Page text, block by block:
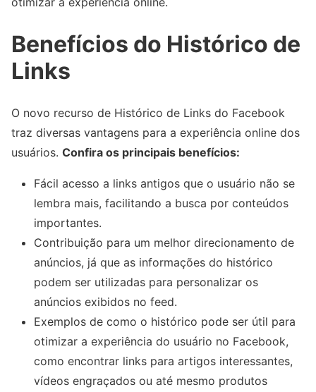
Benefícios do Histórico de
Links
O novo recurso de Histórico de Links do Facebook
traz diversas vantagens para a experiência online dos
usuários. Confira os principais benefícios:
Fácil acesso a links antigos que o usuário não se
lembra mais, facilitando a busca por conteúdos
importantes.
Contribuição para um melhor direcionamento de
anúncios, já que as informações do histórico
podem ser utilizadas para personalizar os
anúncios exibidos no feed.
Exemplos de como o histórico pode ser útil para
otimizar a experiência do usuário no Facebook,
como encontrar links para artigos interessantes,
vídeos engraçados ou até mesmo produtos